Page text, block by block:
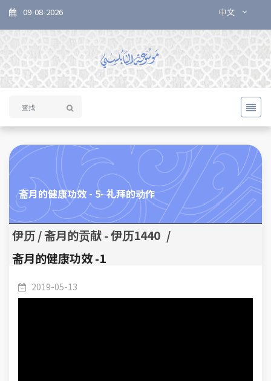
09-08-2026 中文
斋月的健康功效 - 5- 礼拜的动作
伊历 / 斋月的贡献 - 伊历1440 /
1- 斋月的健康功效
2019-05-13